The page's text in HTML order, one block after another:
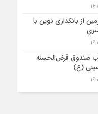
از بانکداری نوین با
صندوق قرض‌الحسنه
(ع)